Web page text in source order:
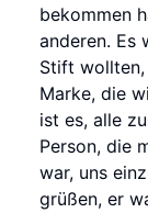
bekommen
anderen. Es
Stift wollten,
Marke, die
ist es, alle
Person, die
war, uns
grüßen, er